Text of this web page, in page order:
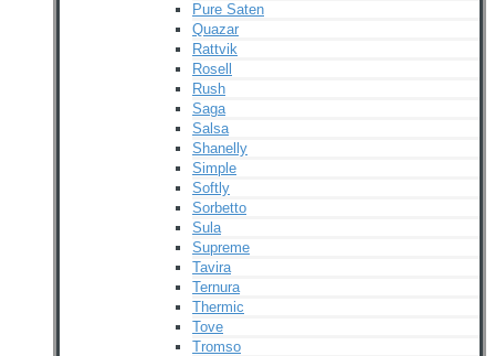
Pure Saten
Quazar
Rattvik
Rosell
Rush
Saga
Salsa
Shanelly
Simple
Softly
Sorbetto
Sula
Supreme
Tavira
Ternura
Thermic
Tove
Tromso